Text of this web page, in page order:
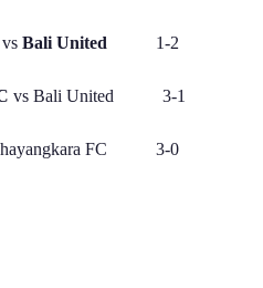
Bali United 1-2
vs Bali United 3-1
FC 3-0